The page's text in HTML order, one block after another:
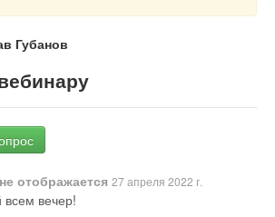
Губанов
отображается 27 апреля 2022 г.
вечер!